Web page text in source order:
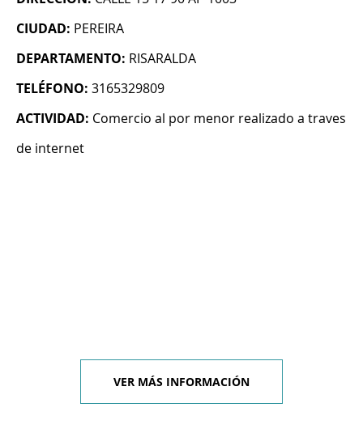
CIUDAD: PEREIRA
DEPARTAMENTO: RISARALDA
TELÉFONO: 3165329809
ACTIVIDAD: Comercio al por menor realizado a traves
de internet
VER MÁS INFORMACIÓN